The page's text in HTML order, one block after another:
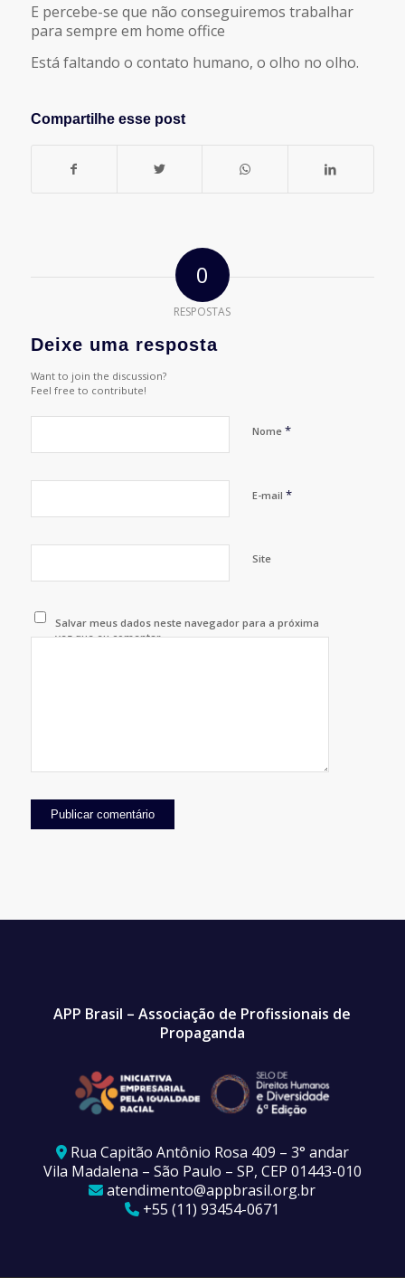
E percebe-se que não conseguiremos trabalhar
para sempre em home office
Está faltando o contato humano, o olho no olho.
Compartilhe esse post
0
RESPOSTAS
Deixe uma resposta
Want to join the discussion?
Feel free to contribute!
Nome *
E-mail *
Site
Salvar meus dados neste navegador para a próxima
vez que eu comentar.
APP Brasil – Associação de Profissionais de
Propaganda
Rua Capitão Antônio Rosa 409 – 3° andar
Vila Madalena – São Paulo – SP, CEP 01443-010
atendimento@appbrasil.org.br
+55 (11) 93454-0671